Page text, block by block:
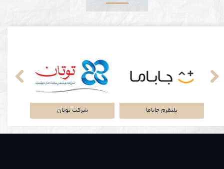
شرکت توتان پلتفرم جاباما